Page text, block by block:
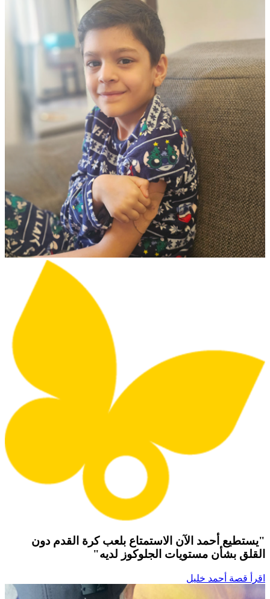
"يستطيع أحمد الآن الاستمتاع بلعب كرة القدم دون
القلق بشأن مستويات الجلوكوز لديه"
اقرأ قصة أحمد خليل